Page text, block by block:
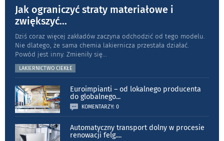
Jak ograniczyć straty materiałowe i
zwiększyć...
Dziś coraz więcej zakładów zaczyna odchodzić od tego modelu.
Nie dlatego, że sama chemia lakiernicza przestała działać.
Powód jest inny. Zmieniły się
LAKIERNICTWO CIEKŁE
Euroimpianti – od lokalnego producenta
do globalnego...
KOMENTARZY: 0
Automatyczny transport dolny w procesie
renowacji felg....